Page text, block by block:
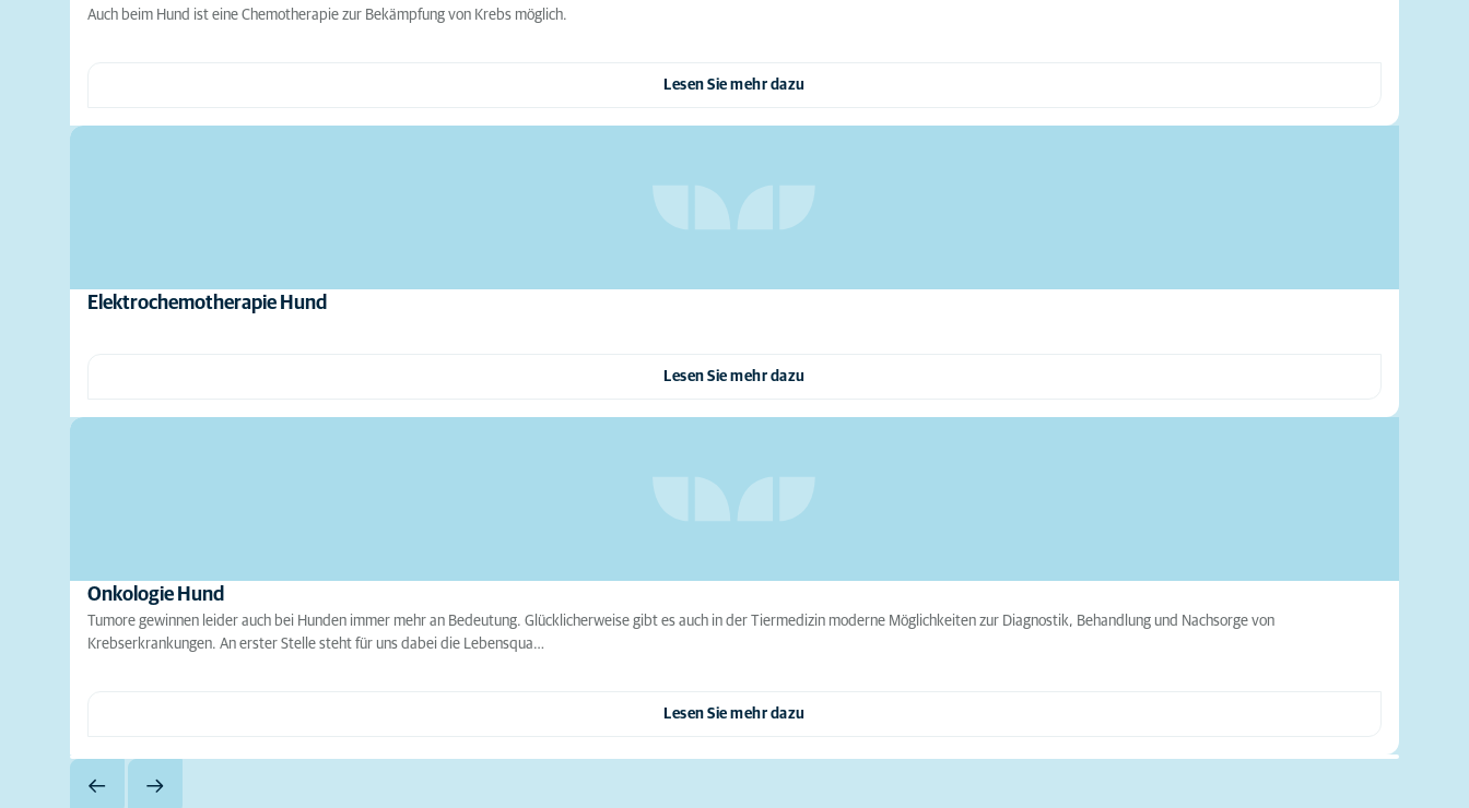
Auch beim Hund ist eine Chemotherapie zur Bekämpfung von Krebs möglich.
Lesen Sie mehr dazu
Elektrochemotherapie Hund
Lesen Sie mehr dazu
Onkologie Hund
Tumore gewinnen leider auch bei Hunden immer mehr an Bedeutung. Glücklicherweise gibt es auch in der Tiermedizin moderne Möglichkeiten zur Diagnostik, Behandlung und Nachsorge von
Krebserkrankungen. An erster Stelle steht für uns dabei die Lebensqua…
Lesen Sie mehr dazu